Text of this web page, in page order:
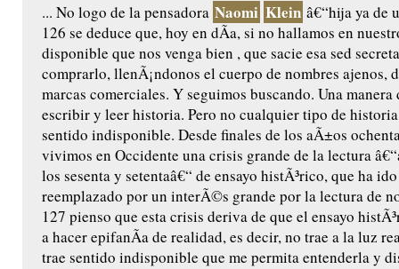
... No logo de la pensadora Naomi Klein â€“hija ya de
126 se deduce que, hoy en dÃ­a, si no hallamos en
disponible que nos venga bien , que sacie esa sed
comprarlo, llenÃ¡ndonos el cuerpo de nombres ajenos,
marcas comerciales. Y seguimos buscando. Una manera
escribir y leer historia. Pero no cualquier tipo de
sentido indisponible. Desde finales de los aÃ±os
vivimos en Occidente una crisis grande de la lectura
los sesenta y setentaâ€“ de ensayo histÃ³rico, que ha
reemplazado por un interÃ©s grande por la lectura de
127 pienso que esta crisis deriva de que el ensayo
a hacer epifanÃ­a de realidad, es decir, no trae a la luz
trae sentido indisponible que me permita entenderla y